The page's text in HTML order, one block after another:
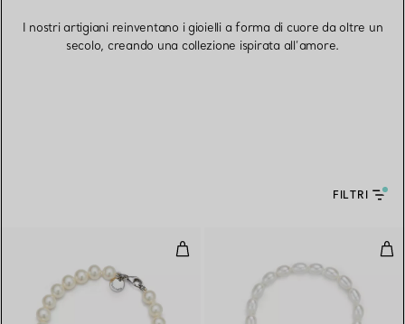
I nostri artigiani reinventano i gioielli a forma di cuore da oltre un
secolo, creando una collezione ispirata all’amore.
FILTRI
Bracciale di perle Heart Olive